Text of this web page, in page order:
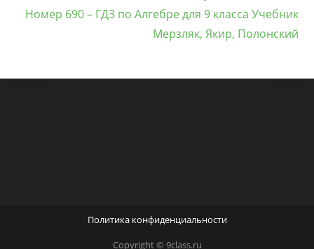
Номер 690 – ГДЗ по Алгебре для 9 класса Учебник
Мерзляк, Якир, Полонский
Политика конфиденциальности
Copyright © 9class.ru